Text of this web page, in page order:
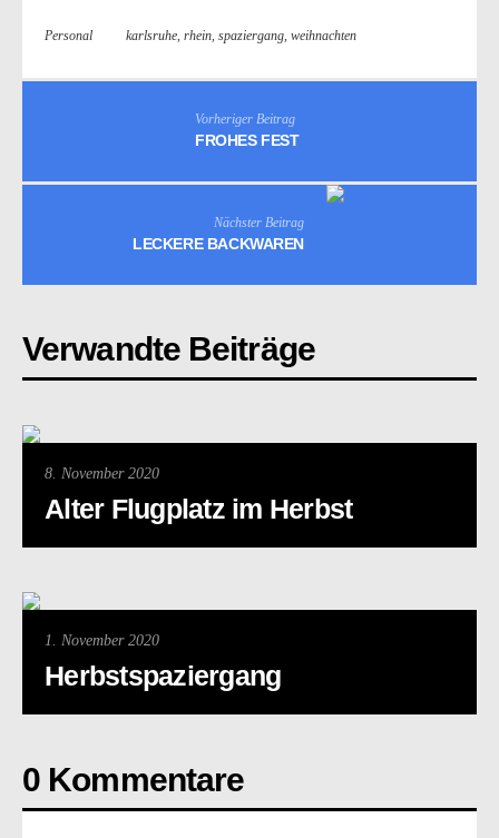
Personal karlsruhe, rhein, spaziergang, weihnachten
Vorheriger Beitrag
FROHES FEST
Nächster Beitrag
LECKERE BACKWAREN
Verwandte Beiträge
8. November 2020
Alter Flugplatz im Herbst
1. November 2020
Herbstspaziergang
0 Kommentare